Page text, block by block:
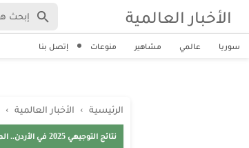
الأخبار العالمية
سوريا عالمي مشاهير منوعات إتصل بنا
الرئيسية › الأخبار العالمية ›
نتائج التوجيهي 2025 في الأردن.. الموعد والخطوات والرابط الرسمي